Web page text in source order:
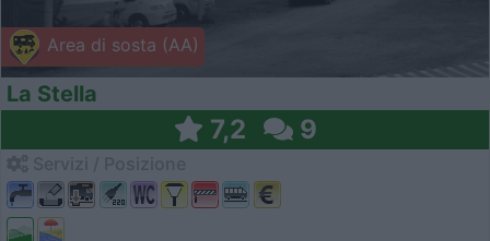
Area di sosta (AA)
La Stella
7,2 9